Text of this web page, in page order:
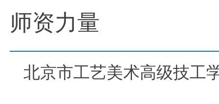
师资力量
北京市工艺美术高级技工